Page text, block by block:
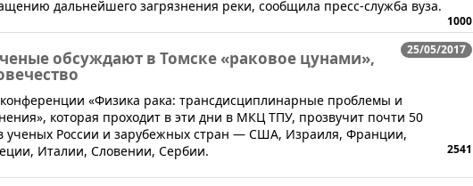
дальнейшего загрязнения реки, сообщила пресс-служба вуза.
1000
25/05/2017
обсуждают в Томске «раковое цунами»,
«Физика рака: трансдисциплинарные проблемы и
которая проходит в эти дни в МКЦ ТПУ, прозвучит почти 50
ученых России и зарубежных стран — США, Израиля, Франции,
Италии, Словении, Сербии.
2541